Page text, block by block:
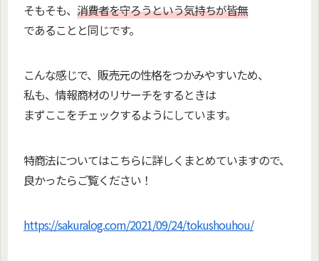
そもそも、 消費者を守ろうという気持ちが皆無
であることと同じです。
こんな感じで、販売元の性格をつかみやすいため、
私も、情報商材のリサーチをするときは
まずここをチェックするようにしています。
特商法についてはこちらに詳しくまとめていますので、
良かったらご覧ください！
https://sakuralog.com/2021/09/24/tokushouhou/